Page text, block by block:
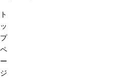
ト
ッ
プ
ペ
ー
ジ